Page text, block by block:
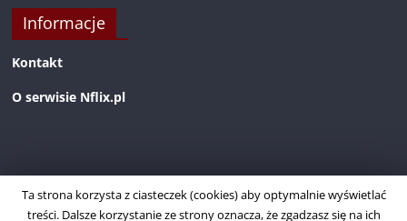
Informacje
Kontakt
O serwisie Nflix.pl
Ta strona korzysta z ciasteczek (cookies) aby optymalnie wyświetlać
treści. Dalsze korzystanie ze strony oznacza, że zgadzasz się na ich